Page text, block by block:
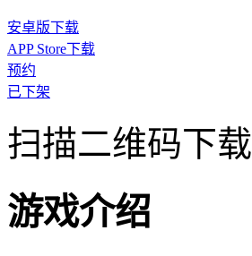
安卓版下载
APP Store下载
预约
已下架
扫描二维码下载
游戏介绍